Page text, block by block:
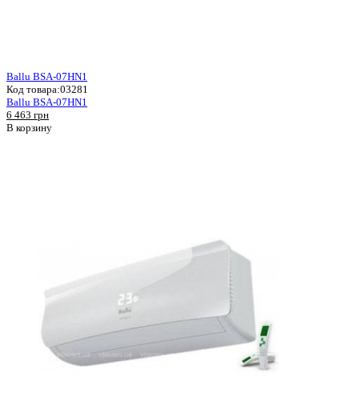
Ballu BSA-07HN1
Код товара:03281
Ballu BSA-07HN1
6 463 грн
В корзину